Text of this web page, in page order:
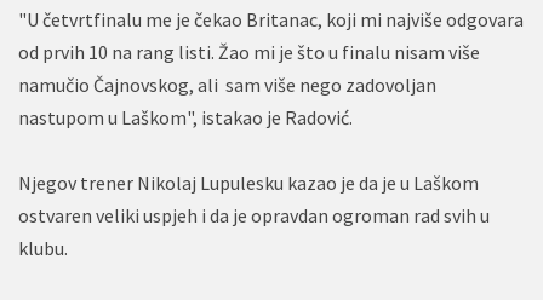
"U četvrtfinalu me je čekao Britanac, koji mi najviše odgovara
od prvih 10 na rang listi. Žao mi je što u finalu nisam više
namučio Čajnovskog, ali sam više nego zadovoljan
nastupom u Laškom", istakao je Radović.
Njegov trener Nikolaj Lupulesku kazao je da je u Laškom
ostvaren veliki uspjeh i da je opravdan ogroman rad svih u
klubu.